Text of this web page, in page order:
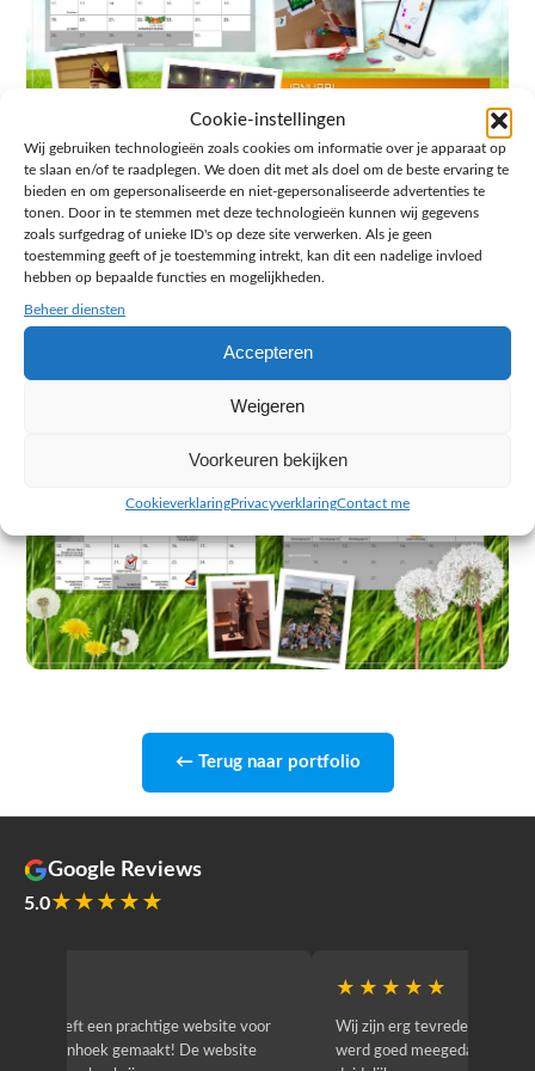
Cookie-instellingen
Wij gebruiken technologieën zoals cookies om informatie over je apparaat op
te slaan en/of te raadplegen. We doen dit met als doel om de beste ervaring te
bieden en om gepersonaliseerde en niet-gepersonaliseerde advertenties te
tonen. Door in te stemmen met deze technologieën kunnen wij gegevens
zoals surfgedrag of unieke ID's op deze site verwerken. Als je geen
toestemming geeft of je toestemming intrekt, kan dit een nadelige invloed
hebben op bepaalde functies en mogelijkheden.
Beheer diensten
Accepteren
Weigeren
Voorkeuren bekijken
CookieverklaringPrivacyverklaringContact me
← Terug naar portfolio
Google Reviews
5.0★★★★★
Wij zijn erg tevreden over de samenwerking. Er
werd goed meegedacht, snel geschakeld en